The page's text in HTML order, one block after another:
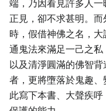
端，乃因看見許多人
正見，卻不求甚明。
時，假借神佛之名，
通鬼法來滿足一己之私
以及清淨圓滿的佛智
者，更將墮落於鬼趣
此寫下本書、大聲疾